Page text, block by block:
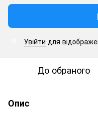
Увійти для
До обраного
Опис